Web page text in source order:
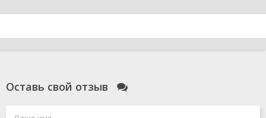
Оставь свой отзыв